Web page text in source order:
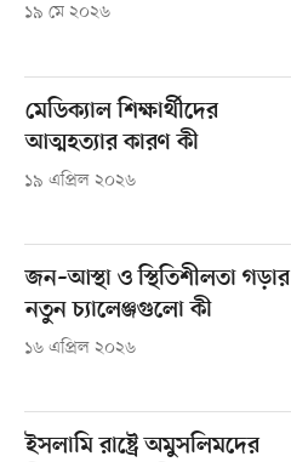
১৯ মে ২০২৬
মেডিক্যাল শিক্ষার্থীদের
আত্মহত্যার কারণ কী
১৯ এপ্রিল ২০২৬
জন–আস্থা ও স্থিতিশীলতা গড়ার
নতুন চ্যালেঞ্জগুলো কী
১৬ এপ্রিল ২০২৬
ইসলামি রাষ্ট্রে অমুসলিমদের